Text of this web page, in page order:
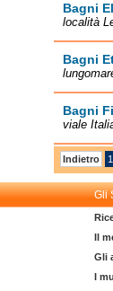
Bagni
località
Bagni
Bagni
viale
Indietro 1
Gli
Il
Gli
I